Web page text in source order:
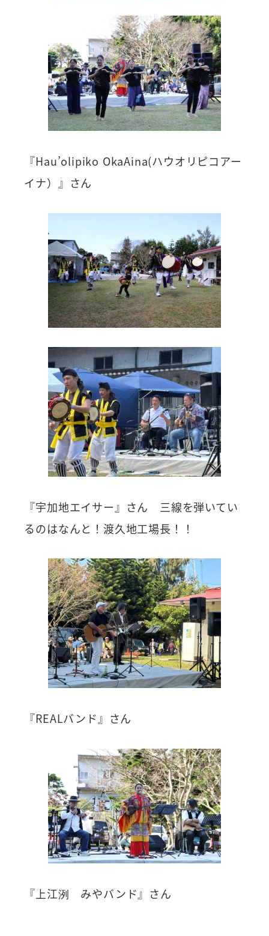
『Hau’olipiko OkaAina(ハウオリピコアー
イナ）』さん
『宇加地エイサー』さん 三線を弾いてい
るのはなんと！渡久地工場長！！
『REALバンド』さん
『上江洌 みやバンド』さん